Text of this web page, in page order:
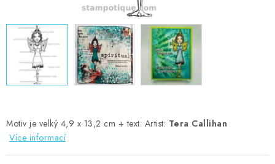
Podmínky ochrany osobních údajů
Ověřování recenzí
Jak nakupovat
Motiv je velký 4,9 x 13,2 cm + text. Artist: Tera Callihan
Více informací